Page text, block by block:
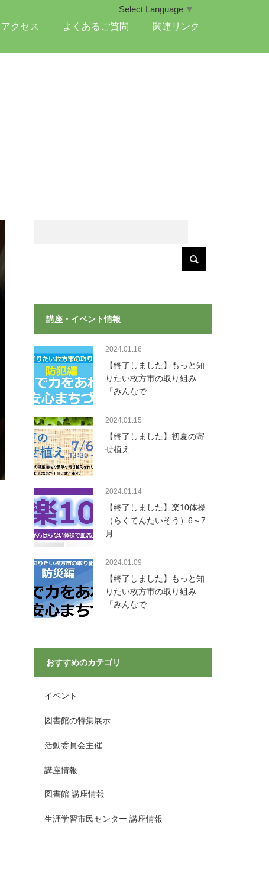
アクセス よくあるご質問 関連リンク
Select Language ▼
講座・イベント情報
2024.01.16
【終了しました】もっと知
りたい枚方市の取り組み
「みんなで…
2024.01.15
【終了しました】初夏の寄
せ植え
2024.01.14
【終了しました】楽10体操
（らくてんたいそう）6～7
月
2024.01.09
【終了しました】もっと知
りたい枚方市の取り組み
「みんなで…
おすすめのカテゴリ
イベント
図書館の特集展示
活動委員会主催
講座情報
図書館 講座情報
生涯学習市民センター 講座情報